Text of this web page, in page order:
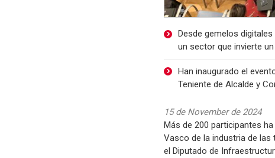
Desde gemelos
un sector que invierte
Han inaugurado el
Teniente de Alcalde y
15 de November de 2024
Más de 200 participantes
Vasco de la industria de
el Diputado de